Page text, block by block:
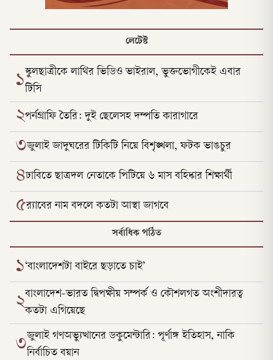
লেটেস্ট
১স্কুলছাত্রীকে লাথির ভিডিও ভাইরাল, ভুক্তভোগীকেই এবার
টিসি
২পর্নগ্রাফি তৈরি: দুই ছেলেসহ দম্পতি কারাগারে
৩জুলাই জাদুঘরের টিকিটি নিয়ে বিশৃঙ্খলা, ফটক ভাঙচুর
৪ঢাবিতে ছাত্রদল নেতাকে পিটিয়ে ৬ মাস বহিষ্কার শিক্ষার্থী
৫র‌্যাবের নাম বদলে কতটা আস্থা জাগবে
সর্বাধিক পঠিত
১‘বাংলাদেশটা বাইরে ছড়াতে চাই’
২বাংলাদেশ-ভারত দ্বিপক্ষীয় সম্পর্ক ও কৌশলগত অংশীদারত্ব
কতটা এগিয়েছে
৩জুলাই গণঅভ্যুত্থানের ডকুমেন্টারি: পূর্ণাঙ্গ ইতিহাস, নাকি
নির্বাচিত বয়ান